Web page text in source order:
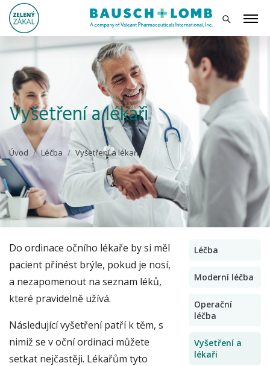
Vyšetření a lékaři
Úvod Léčba Vyšetření a lékaři
Do ordinace očního lékaře by si měl
pacient přinést brýle, pokud je nosí,
a nezapomenout na seznam léků,
které pravidelně užívá.
Následující vyšetření patří k těm, s
nimiž se v oční ordinaci můžete
setkat nejčastěji. Lékařům tyto
Léčba
Moderní léčba
Operační
léčba
Vyšetření a
lékaři